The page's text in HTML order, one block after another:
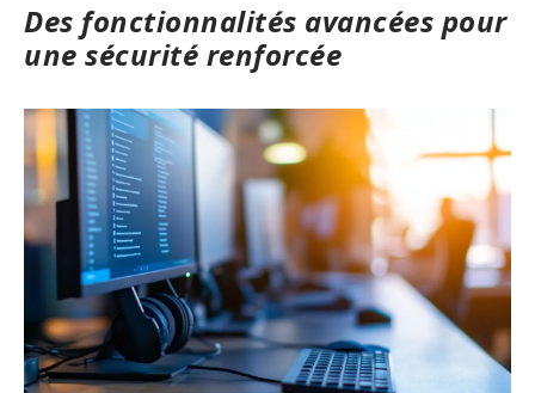
Des fonctionnalités avancées pour
une sécurité renforcée